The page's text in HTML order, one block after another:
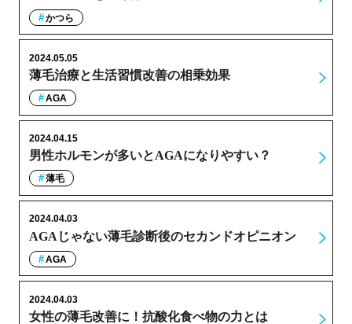
かつら
薄毛治療と生活習慣改善の相乗効果
2024.05.05
AGA
男性ホルモンが多いとAGAになりやすい？
2024.04.15
薄毛
AGAじゃない薄毛診断後のセカンドオピニオン
2024.04.03
AGA
女性の薄毛改善に！抗酸化食べ物の力とは
2024.04.03